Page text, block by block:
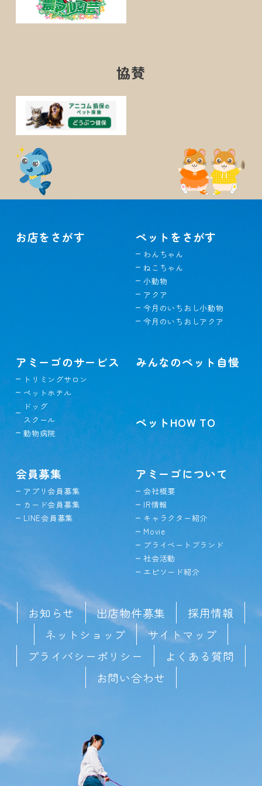
協賛
お店をさがす ペットをさがす
わんちゃん
ねこちゃん
小動物
アクア
今月のいちおし小動物
今月のいちおしアクア
アミーゴのサービス
トリミングサロン
ペットホテル
ドッグ
スクール
動物病院
みんなのペット自慢
ペットHOW TO
会員募集
アプリ会員募集
カード会員募集
LINE会員募集
アミーゴについて
会社概要
IR情報
キャラクター紹介
Movie
プライベートブランド
社会活動
エピソード紹介
お知らせ 出店物件募集
採用情報
ネットショップ
サイトマップ
プライバシーポリシー
よくある質問
お問い合わせ